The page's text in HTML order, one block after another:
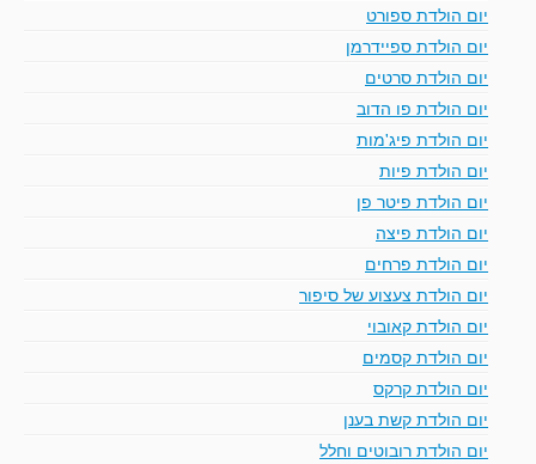
יום הולדת ספורט
יום הולדת ספיידרמן
יום הולדת סרטים
יום הולדת פו הדוב
יום הולדת פיג'מות
יום הולדת פיות
יום הולדת פיטר פן
יום הולדת פיצה
יום הולדת פרחים
יום הולדת צעצוע של סיפור
יום הולדת קאובוי
יום הולדת קסמים
יום הולדת קרקס
יום הולדת קשת בענן
יום הולדת רובוטים וחלל